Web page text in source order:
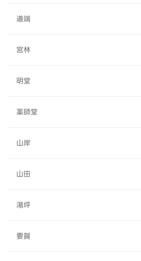
道端
宮林
明堂
薬師堂
山岸
山田
湯坪
要賀